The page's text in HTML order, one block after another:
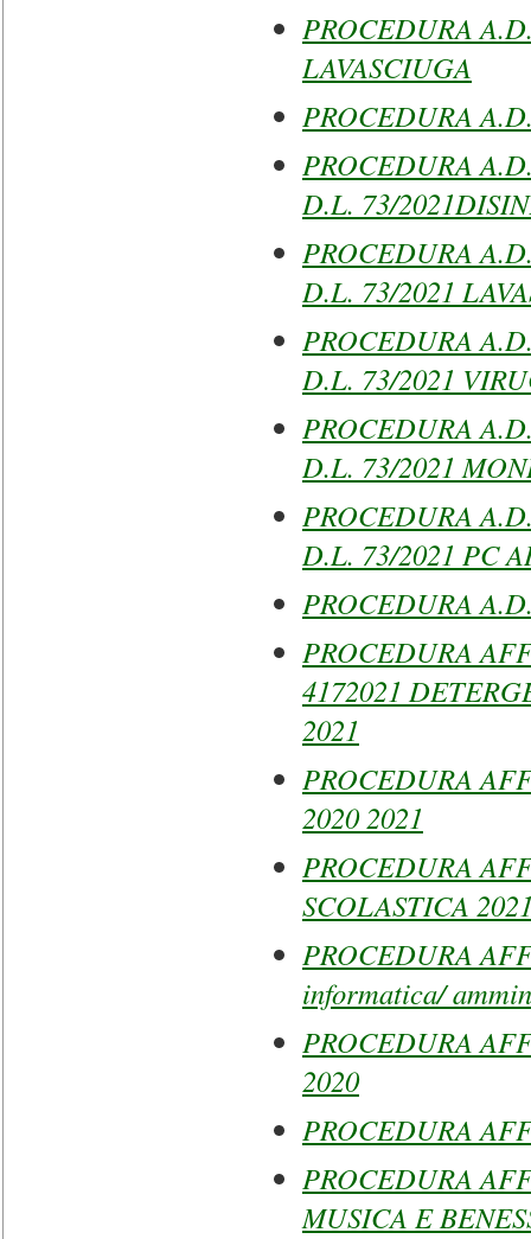
PROCEDURA
LAVASCIUGA
PROCEDURA
PROCEDURA
D.L. 73/
PROCEDURA
D.L. 73/2021
PROCEDURA
D.L. 73/2021
PROCEDURA
D.L. 73/2021
PROCEDURA
D.L. 73/2021 PC
PROCEDURA
PROCEDURA
4172021
2021
PROCEDURA
2020 2021
PROCEDURA
SCOLASTICA
PROCEDURA
informatica/
PROCEDURA
2020
PROCEDURA
PROCEDURA
MUSICA E